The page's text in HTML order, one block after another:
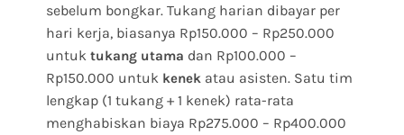
sebelum bongkar. Tukang harian dibayar per
hari kerja, biasanya Rp150.000 – Rp250.000
untuk tukang utama dan Rp100.000 –
Rp150.000 untuk kenek atau asisten. Satu tim
lengkap (1 tukang + 1 kenek) rata-rata
menghabiskan biaya Rp275.000 – Rp400.000